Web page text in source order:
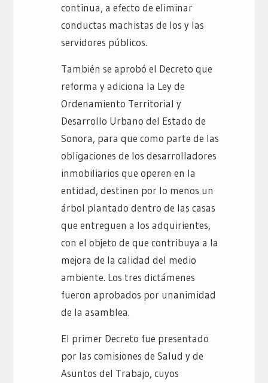
continua, a efecto de eliminar
conductas machistas de los y las
servidores públicos.
También se aprobó el Decreto que
reforma y adiciona la Ley de
Ordenamiento Territorial y
Desarrollo Urbano del Estado de
Sonora, para que como parte de las
obligaciones de los desarrolladores
inmobiliarios que operen en la
entidad, destinen por lo menos un
árbol plantado dentro de las casas
que entreguen a los adquirientes,
con el objeto de que contribuya a la
mejora de la calidad del medio
ambiente. Los tres dictámenes
fueron aprobados por unanimidad
de la asamblea.
El primer Decreto fue presentado
por las comisiones de Salud y de
Asuntos del Trabajo, cuyos